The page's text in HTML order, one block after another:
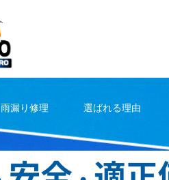
雨漏り修理 選ばれる理由